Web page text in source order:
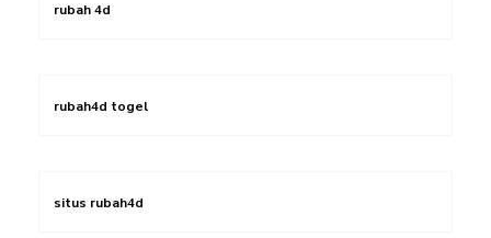
rubah 4d
rubah4d togel
situs rubah4d